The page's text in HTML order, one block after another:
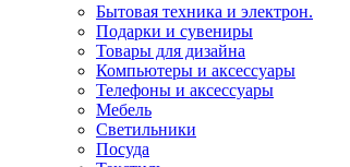
Бытовая техника и электрон.
Подарки и сувениры
Товары для дизайна
Компьютеры и аксессуары
Телефоны и аксессуары
Мебель
Светильники
Посуда